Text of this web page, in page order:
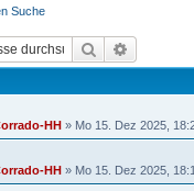
Suche
Suche
HH » Mo 15. Dez 2025,
HH » Mo 15. Dez 2025,